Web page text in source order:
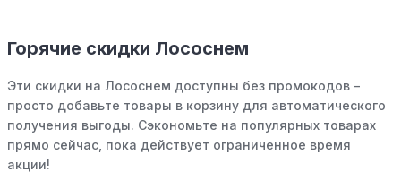
Горячие скидки Лососнем
Эти скидки на Лососнем доступны без промокодов –
просто добавьте товары в корзину для автоматического
получения выгоды. Сэкономьте на популярных товарах
прямо сейчас, пока действует ограниченное время
акции!